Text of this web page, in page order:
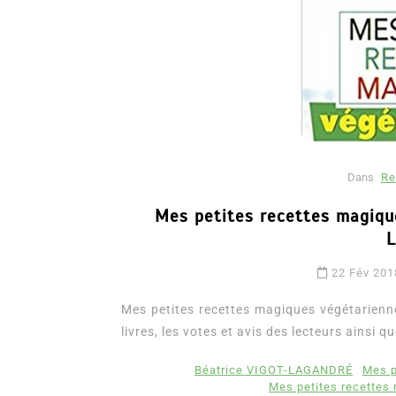
Dans
Mes petites recettes
22 Fév
Mes petites recettes magiques
livres, les votes et avis des lecteurs ainsi
Béatrice VIGOT-LAGANDRÉ
Mes
Mes petites recettes
Dans Romance
6 Juil 2026 0 3 052 words
littérature sentimentale romance